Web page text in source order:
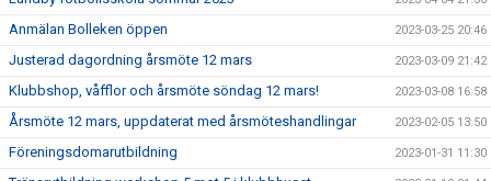
Anmälan Bolleken öppen 2023-03-25 20:46
Justerad dagordning årsmöte 12 mars 2023-03-09 21:42
Klubbshop, våfflor och årsmöte söndag 12 mars! 2023-03-08 16:58
Årsmöte 12 mars, uppdaterat med årsmöteshandlingar 2023-02-05 13:50
Föreningsdomarutbildning 2023-01-31 11:30